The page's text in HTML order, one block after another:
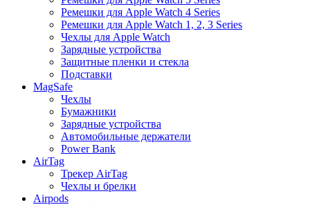
Ремешки для Apple Watch 4 Series
Ремешки для Apple Watch 1, 2, 3 Series
Чехлы для Apple Watch
Зарядные устройства
Защитные пленки и стекла
Подставки
MagSafe
Чехлы
Бумажники
Зарядные устройства
Автомобильные держатели
Power Bank
AirTag
Трекер AirTag
Чехлы и брелки
Airpods